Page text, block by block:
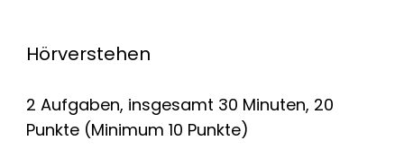
Hörverstehen
2 Aufgaben, insgesamt 30 Minuten, 20
Punkte (Minimum 10 Punkte)